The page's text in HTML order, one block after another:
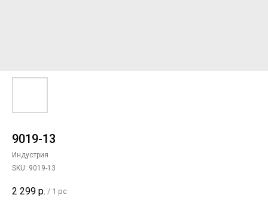
9019-13
Индустрия
SKU: 9019-13
2 299 р. / 1 pc